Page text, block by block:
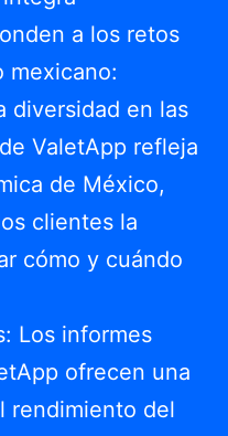
a los retos
mexicano:
diversidad en las
ValetApp refleja
de México,
clientes la
cómo y cuándo
Los informes
ofrecen una
rendimiento del